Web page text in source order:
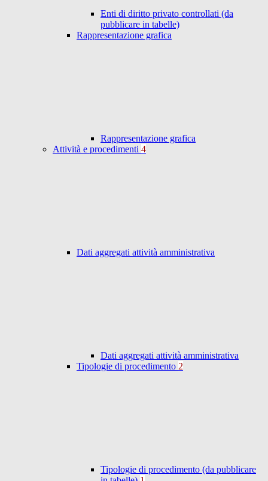
Enti di diritto privato controllati (da
pubblicare in tabelle)
Rappresentazione grafica
Rappresentazione grafica
Attività e procedimenti 4
Dati aggregati attività amministrativa
Dati aggregati attività amministrativa
Tipologie di procedimento 2
Tipologie di procedimento (da pubblicare